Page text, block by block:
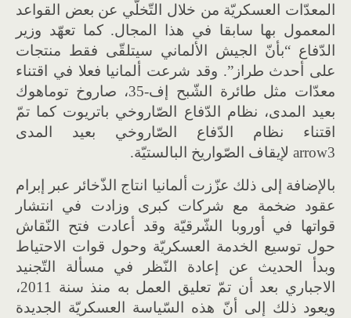
المعدّات العسكريّة من خلال التّخلّي عن بعض القواعد
المعمول بها سابقا في هذا المجال. كما تعهّد وزير
الدّفاع “بأنّ الجيش الألماني سيتلقّى فقط منتجات
على أحدث طراز”. وقد شرعت ألمانيا فعلا في اقتناء
معدّات مثل طائرة الشّبح إف-35، صاروخ توماهوك
بعيد المدى، نظام الدّفاع الصّاروخي باتريوت كما تمّ
اقتناء نظام الدّفاع الصّاروخي بعيد المدى
arrow3 لإيقاف الصّواريخ البالستيّة.
بالإضافة إلى ذلك عزّزت ألمانيا انتاج الذّخائر عبر إبرام
عقود ضخمة مع شركات كبرى وزادت في انتشار
قواتها في أوروبا الشّرقيّة وقد أعادت فتح النّقاش
حول توسيع الخدمة العسكريّة وحول قوات الاحتياط
وبدأ الحديث عن إعادة النّظر في مسألة التّجنيد
الاجباري بعد أن تمّ تعليق العمل به منذ سنة 2011،
ويعود ذلك إلى أنّ هذه السّياسة العسكريّة الجديدة